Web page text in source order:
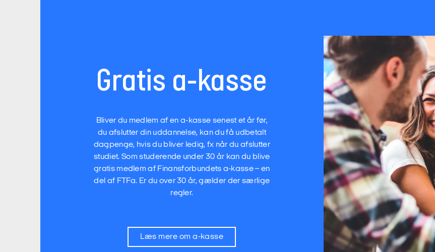
Gratis a-kasse
Bliver du medlem af en a-kasse senest et år før,
du afslutter din uddannelse, kan du få udbetalt
dagpenge, hvis du bliver ledig, fx når du afslutter
studiet. Som studerende under 30 år kan du blive
gratis medlem af Finansforbundets a-kasse – en
del af FTFa. Er du over 30 år, gælder der særlige
regler.
Læs mere om a-kasse